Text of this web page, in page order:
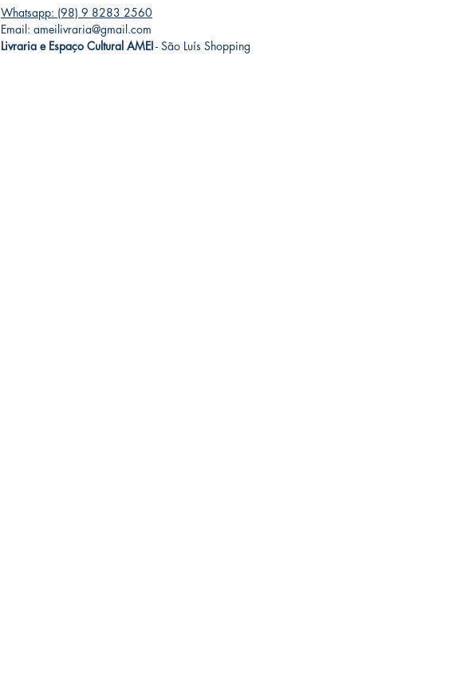
Whatsapp: (98) 9 8283 2560
Email: ameilivraria@gmail.com
Livraria e Espaço Cultural AMEI- São Luís Shopping